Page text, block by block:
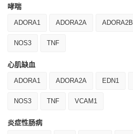
哮喘
ADORA1 ADORA2A ADORA2B
NOS3 TNF
心肌缺血
ADORA1 ADORA2A EDN1
NOS3 TNF VCAM1
炎症性肠病